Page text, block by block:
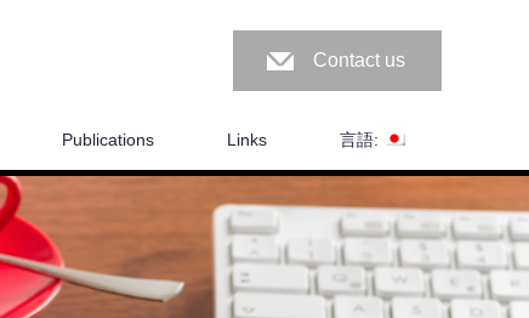
Contact us
Publications Links 言語: